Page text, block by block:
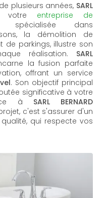
plusieurs années, SARL
votre entreprise de
spécialisée dans
la démolition de
parkings, illustre son
réalisation. SARL
la fusion parfaite
offrant un service
. Son objectif principal
significative à votre
à SARL BERNARD
c'est s'assurer d'un
qui respecte vos